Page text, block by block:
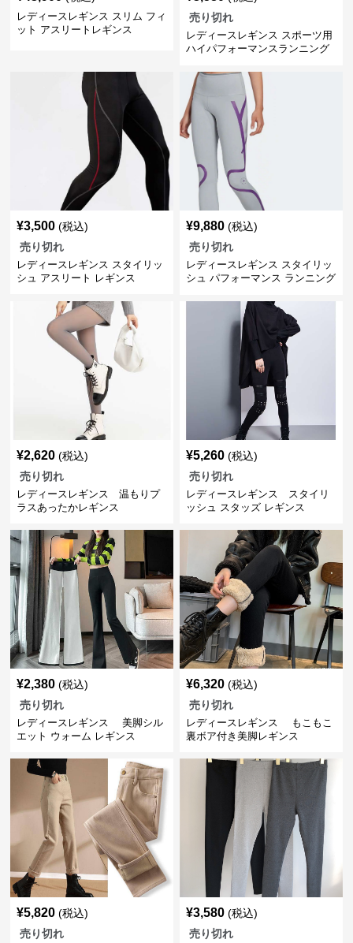
レディースレギンス スリム フィ
ット アスリートレギンス
売り切れ
レディースレギンス スポーツ用
ハイパフォーマンスランニング
¥3,500 (税込)
売り切れ
レディースレギンス スタイリッ
シュ アスリート レギンス
¥9,880 (税込)
売り切れ
レディースレギンス スタイリッ
シュ パフォーマンス ランニング
¥2,620 (税込)
売り切れ
レディースレギンス 温もりプ
ラスあったかレギンス
¥5,260 (税込)
売り切れ
レディースレギンス スタイリ
ッシュ スタッズ レギンス
¥2,380 (税込)
売り切れ
レディースレギンス 美脚シル
エット ウォーム レギンス
¥6,320 (税込)
売り切れ
レディースレギンス もこもこ
裏ボア付き美脚レギンス
¥5,820 (税込)
売り切れ
¥3,580 (税込)
売り切れ